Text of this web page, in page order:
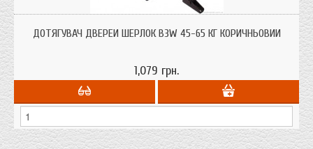
коричньового кольору з сертифікатом якості.
ДОТЯГУВАЧ ДВЕРЕЙ ШЕРЛОК B3W 45-65 КГ КОРИЧНЬОВИЙ
1,079 грн.